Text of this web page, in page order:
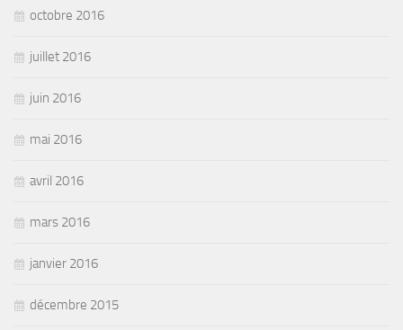
octobre 2016
juillet 2016
juin 2016
mai 2016
avril 2016
mars 2016
janvier 2016
décembre 2015